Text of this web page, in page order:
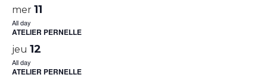
mer 11
All day
ATELIER PERNELLE
jeu 12
All day
ATELIER PERNELLE